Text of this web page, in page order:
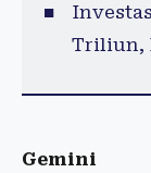
Triliun,
Gemini